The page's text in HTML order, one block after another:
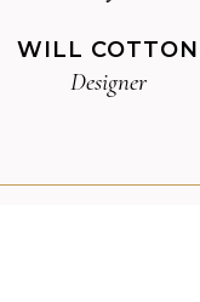
WILL COTTON
Designer